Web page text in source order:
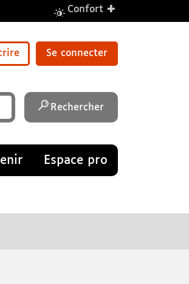
Confort +
Se connecter
Rechercher
Espace pro